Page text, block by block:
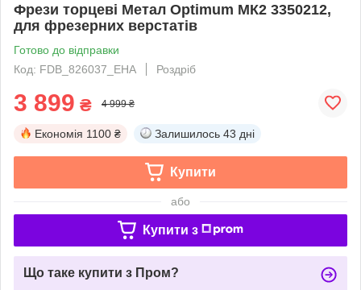
Фрези торцеві Метал Optimum МК2 3350212,
для фрезерних верстатів
Готово до відправки
Код: FDB_826037_EHA
Роздріб
3 899 ₴ 4 999 ₴
Економія 1100 ₴ Залишилось 43 дні
Купити
або
Купити з
Що таке купити з Пром?